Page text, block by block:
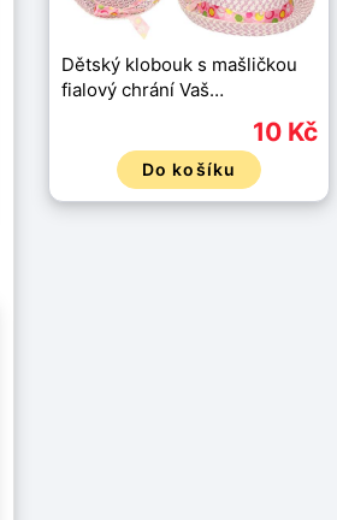
Dětský klobouk s mašličkou
fialový chrání Vaš…
10 Kč
Do košíku